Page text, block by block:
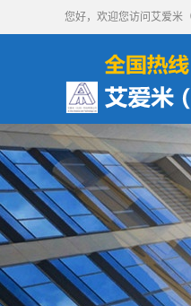
您好，欢迎您访问艾爱米